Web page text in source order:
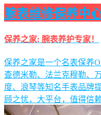
腕表维修保养中
保养之家: 腕表养护专家！
保养之家是一个名表保养
查德米勒、法兰克穆勒、
度、浪琴等知名手表品牌
顾之忧，大平台，值得信